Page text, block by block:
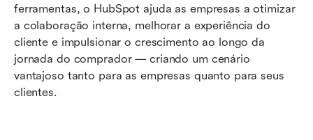
ferramentas, o HubSpot ajuda as empresas a otimizar
a colaboração interna, melhorar a experiência do
cliente e impulsionar o crescimento ao longo da
jornada do comprador — criando um cenário
vantajoso tanto para as empresas quanto para seus
clientes.